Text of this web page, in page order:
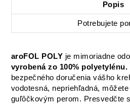
Popis
Potrebujete
aroFOL POLY je mimoriadne
vyrobená zo 100% polyetylénu.
bezpečného doručenia vášho
vodotesná, nepriehľadná,
guľôčkovým perom. Presvedčte